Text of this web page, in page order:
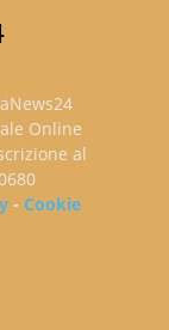
Online
al
- Cookie